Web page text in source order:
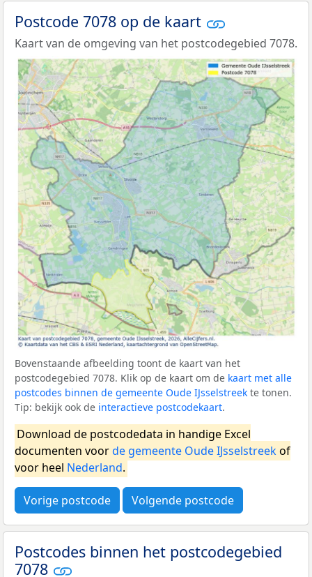
Postcode 7078 op de kaart
Kaart van de omgeving van het postcodegebied 7078.
Bovenstaande afbeelding toont de kaart van het
postcodegebied 7078. Klik op de kaart om de kaart met alle
postcodes binnen de gemeente Oude IJsselstreek te tonen.
Tip: bekijk ook de interactieve postcodekaart.
Download de postcodedata in handige Excel
documenten voorde gemeente Oude IJsselstreekof
voor heel Nederland.
Vorige postcode Volgende postcode
Postcodes binnen het postcodegebied
7078